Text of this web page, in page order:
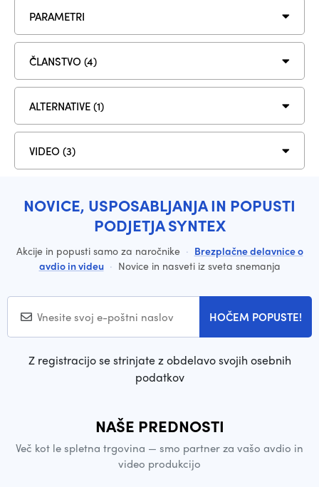
PARAMETRI
ČLANSTVO (4)
ALTERNATIVE (1)
VIDEO (3)
NOVICE, USPOSABLJANJA IN POPUSTI
PODJETJA SYNTEX
Akcije in popusti samo za naročnike · Brezplačne delavnice o
avdio in videu · Novice in nasveti iz sveta snemanja
HOČEM POPUSTE!
Z registracijo se strinjate z obdelavo svojih osebnih
podatkov
NAŠE PREDNOSTI
Več kot le spletna trgovina — smo partner za vašo avdio in
video produkcijo